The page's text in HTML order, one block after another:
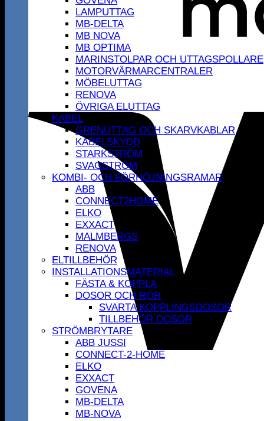
LAMPUTTAG
MB-DELTA
MB NOVA
MB OPTIMA
MARINSTOLPAR OCH UTTAGSPOLLARE
MOTORVÄRMARCENTRALER
MÖBELUTTAG
RENOVA
ÖVRIGA ELUTTAG
KABEL
GRENUTTAG OCH SKARVKABLAR
KABELSKYDD
STARKSTRÖM
SVAGSTRÖM
KOMBI- OCH FÖRHÖJNINGSRAMAR
ABB
CONNECT2HOME
ELKO
EXXACT
MALMBERGS
RENOVA
ELTILLBEHÖR
INSTALLATIONSMATERIAL
FÄSTA & KOPPLA
DOSOR OCH RÖR
SVARTA KOPPLINGSDOSOR
TILLBEHÖR DOSOR
STRÖMBRYTARE
ABB JUSSI
CONNECT-2-HOME
ELKO
EXXACT
GOVENA
MB-DELTA
MB-NOVA